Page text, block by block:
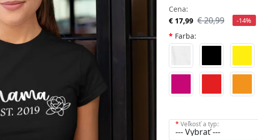
Cena:
€ 17,99 € 20,99 -14%
Farba:
Veľkosť a typ: